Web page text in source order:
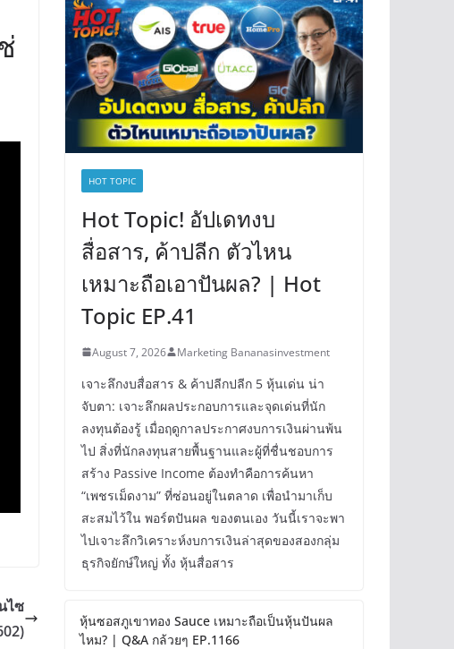
ไซ
HOT TOPIC
Hot Topic! อัปเดทงบ
สื่อสาร, ค้าปลีก ตัวไหน
เหมาะถือเอาปันผล? | Hot
Topic EP.41
August 7, 2026 Marketing Bananasinvestment
เจาะลึกงบสื่อสาร & ค้าปลีกปลีก 5 หุ้นเด่น น่า
จับตา: เจาะลึกผลประกอบการและจุดเด่นที่นัก
ลงทุนต้องรู้ เมื่อฤดูกาลประกาศงบการเงินผ่านพ้น
ไป สิ่งที่นักลงทุนสายพื้นฐานและผู้ที่ชื่นชอบการ
สร้าง Passive Income ต้องทำคือการค้นหา
“เพชรเม็ดงาม” ที่ซ่อนอยู่ในตลาด เพื่อนำมาเก็บ
สะสมไว้ใน พอร์ตปันผล ของตนเอง วันนี้เราจะพา
ไปเจาะลึกวิเคราะห์งบการเงินล่าสุดของสองกลุ่ม
ธุรกิจยักษ์ใหญ่ ทั้ง หุ้นสื่อสาร
หุ้นซอสภูเขาทอง Sauce เหมาะถือเป็นหุ้นปันผล
ไหม? | Q&A กล้วยๆ EP.1166